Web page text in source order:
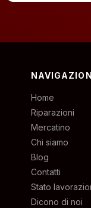
Home
Riparazioni
Mercatino
Chi siamo
Blog
Contatti
Stato
Dicono di noi